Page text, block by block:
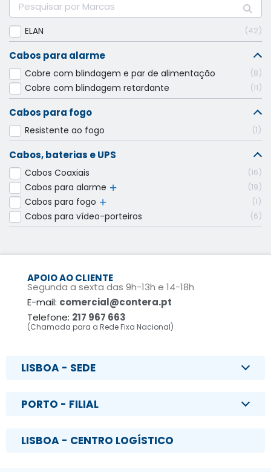
ELAN 42
Cabos para alarme
Cobre com blindagem e par de alimentação 8
Cobre com blindagem retardante 11
Cabos para fogo
Resistente ao fogo 1
Cabos, baterias e UPS
Cabos Coaxiais 16
Cabos para alarme 19
Cabos para fogo 1
Cabos para vídeo-porteiros 6
APOIO AO CLIENTE
Segunda a sexta das 9h-13h e 14-18h
E-mail: comercial@contera.pt
Telefone: 217 967 663
(Chamada para a Rede Fixa Nacional)
LISBOA - SEDE
PORTO - FILIAL
LISBOA - CENTRO LOGÍSTICO